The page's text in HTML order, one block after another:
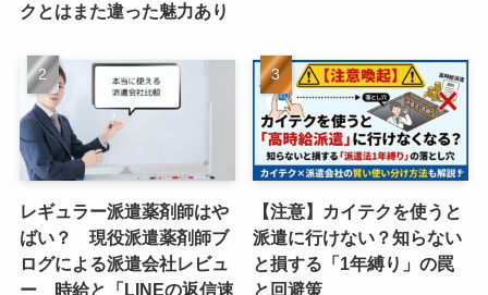
クとはまた違った魅力あり
レギュラー派遣薬剤師はや
ばい？ 現役派遣薬剤師ブ
ログによる派遣会社レビュ
ー 時給と「LINEの返信速
【注意】カイテクを使うと
派遣に行けない？知らない
と損する「1年縛り」の罠
と回避策